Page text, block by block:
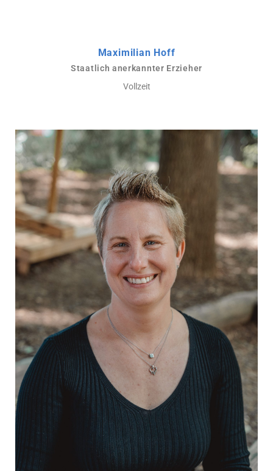
Maximilian Hoff
Staatlich anerkannter Erzieher
Vollzeit